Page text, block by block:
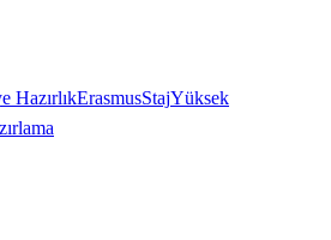
HazırlıkErasmusStajYüksek